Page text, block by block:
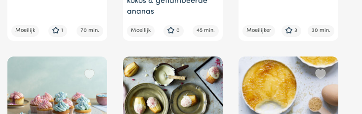
Moeilijk 1 70 min.
ananas
Moeilijk 0 45 min. Moeilijker 3 30 min.